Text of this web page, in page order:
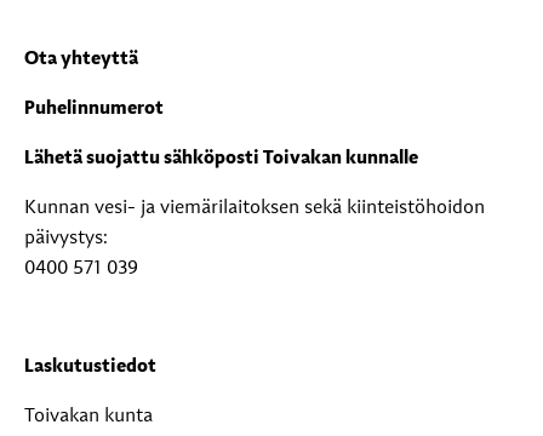
Ota yhteyttä
Puhelinnumerot
Lähetä suojattu sähköposti Toivakan kunnalle
Kunnan vesi- ja viemärilaitoksen sekä kiinteistöhoidon
päivystys:
0400 571 039
Laskutustiedot
Toivakan kunta